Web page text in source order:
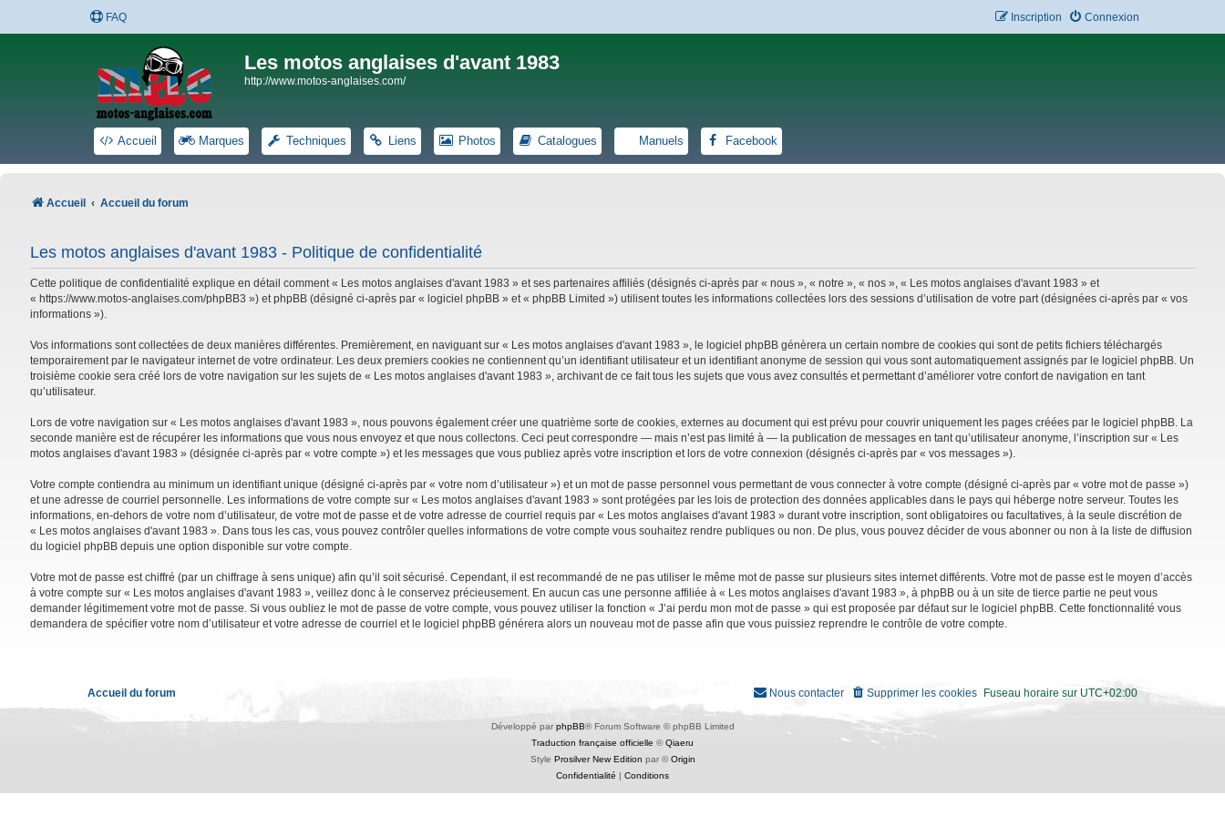
FAQ Connexion
Inscription
Les motos anglaises d'avant 1983
http://www.motos-anglaises.com/
Accueil Marques Techniques Liens Photos Catalogues Manuels Facebook
Accueil Accueil du forum
Les motos anglaises d'avant 1983 - Politique de confidentialité
Cette politique de confidentialité explique en détail comment « Les motos anglaises d'avant 1983 » et ses partenaires affiliés (désignés ci-après par « nous », « notre », « nos », « Les motos anglaises d'avant 1983 » et
« https://www.motos-anglaises.com/phpBB3 ») et phpBB (désigné ci-après par « logiciel phpBB » et « phpBB Limited ») utilisent toutes les informations collectées lors des sessions d’utilisation de votre part (désignées ci-après par « vos
informations »).
Vos informations sont collectées de deux manières différentes. Premièrement, en naviguant sur « Les motos anglaises d'avant 1983 », le logiciel phpBB génèrera un certain nombre de cookies qui sont de petits fichiers téléchargés
temporairement par le navigateur internet de votre ordinateur. Les deux premiers cookies ne contiennent qu’un identifiant utilisateur et un identifiant anonyme de session qui vous sont automatiquement assignés par le logiciel phpBB. Un
troisième cookie sera créé lors de votre navigation sur les sujets de « Les motos anglaises d'avant 1983 », archivant de ce fait tous les sujets que vous avez consultés et permettant d’améliorer votre confort de navigation en tant
qu’utilisateur.
Lors de votre navigation sur « Les motos anglaises d'avant 1983 », nous pouvons également créer une quatrième sorte de cookies, externes au document qui est prévu pour couvrir uniquement les pages créées par le logiciel phpBB. La
seconde manière est de récupérer les informations que vous nous envoyez et que nous collectons. Ceci peut correspondre — mais n’est pas limité à — la publication de messages en tant qu’utilisateur anonyme, l’inscription sur « Les
motos anglaises d'avant 1983 » (désignée ci-après par « votre compte ») et les messages que vous publiez après votre inscription et lors de votre connexion (désignés ci-après par « vos messages »).
Votre compte contiendra au minimum un identifiant unique (désigné ci-après par « votre nom d’utilisateur ») et un mot de passe personnel vous permettant de vous connecter à votre compte (désigné ci-après par « votre mot de passe »)
et une adresse de courriel personnelle. Les informations de votre compte sur « Les motos anglaises d'avant 1983 » sont protégées par les lois de protection des données applicables dans le pays qui héberge notre serveur. Toutes les
informations, en-dehors de votre nom d’utilisateur, de votre mot de passe et de votre adresse de courriel requis par « Les motos anglaises d'avant 1983 » durant votre inscription, sont obligatoires ou facultatives, à la seule discrétion de
« Les motos anglaises d'avant 1983 ». Dans tous les cas, vous pouvez contrôler quelles informations de votre compte vous souhaitez rendre publiques ou non. De plus, vous pouvez décider de vous abonner ou non à la liste de diffusion
du logiciel phpBB depuis une option disponible sur votre compte.
Votre mot de passe est chiffré (par un chiffrage à sens unique) afin qu’il soit sécurisé. Cependant, il est recommandé de ne pas utiliser le même mot de passe sur plusieurs sites internet différents. Votre mot de passe est le moyen d’accès
à votre compte sur « Les motos anglaises d'avant 1983 », veillez donc à le conservez précieusement. En aucun cas une personne affiliée à « Les motos anglaises d'avant 1983 », à phpBB ou à un site de tierce partie ne peut vous
demander légitimement votre mot de passe. Si vous oubliez le mot de passe de votre compte, vous pouvez utiliser la fonction « J’ai perdu mon mot de passe » qui est proposée par défaut sur le logiciel phpBB. Cette fonctionnalité vous
demandera de spécifier votre nom d’utilisateur et votre adresse de courriel et le logiciel phpBB générera alors un nouveau mot de passe afin que vous puissiez reprendre le contrôle de votre compte.
Accueil du forum Fuseau horaire sur UTC+02:00
Supprimer les cookies
Nous contacter
Développé par phpBB® Forum Software © phpBB Limited
Traduction française officielle ©Qiaeru
Style Prosilver New Edition par ©Origin
Confidentialité
Conditions